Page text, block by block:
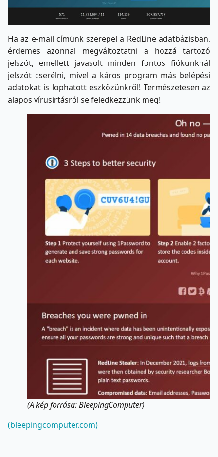
Ha az e-mail címünk szerepel a RedLine adatbázisban,
érdemes azonnal megváltoztatni a hozzá tartozó
jelszót, emellett javasolt minden fontos fiókunknál
jelszót cserélni, mivel a káros program más belépési
adatokat is lophatott eszközünkről! Természetesen az
alapos vírusirtásról se feledkezzünk meg!
(A kép forrása: BleepingComputer)
(bleepingcomputer.com)